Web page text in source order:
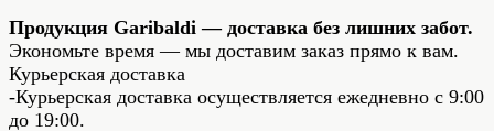
Продукция Garibaldi — доставка без лишних забот.
Экономьте время — мы доставим заказ прямо к вам.
Курьерская доставка
-Курьерская доставка осуществляется ежедневно с 9:00
до 19:00.